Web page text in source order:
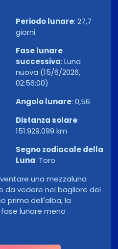
Periodo lunare: 27,7
giorni
Fase lunare
successiva: Luna
nuova (15/6/2026,
02:56:00)
Angolo lunare: 0,56
Distanza solare:
151.929.099 km
Segno zodiacale della
Luna: Toro
una mezzaluna
da vedere nel bagliore del
prima dell'alba, la
lunare meno